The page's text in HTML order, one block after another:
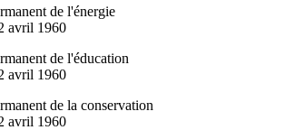
de l'énergie
avril 1960
de l'éducation
avril 1960
de la conservation
avril 1960